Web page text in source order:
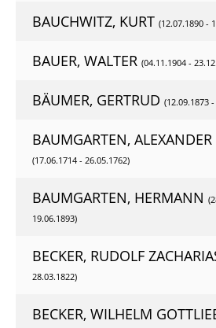
BAUCHWITZ, KURT (12.07.1890 -
BAUER, WALTER (04.11.1904 -
BÄUMER, GERTRUD (12.09.1873
BAUMGARTEN,
(17.06.1714 - 26.05.1762)
BAUMGARTEN, HERMANN
19.06.1893)
BECKER, RUDOLF
28.03.1822)
BECKER, WILHELM